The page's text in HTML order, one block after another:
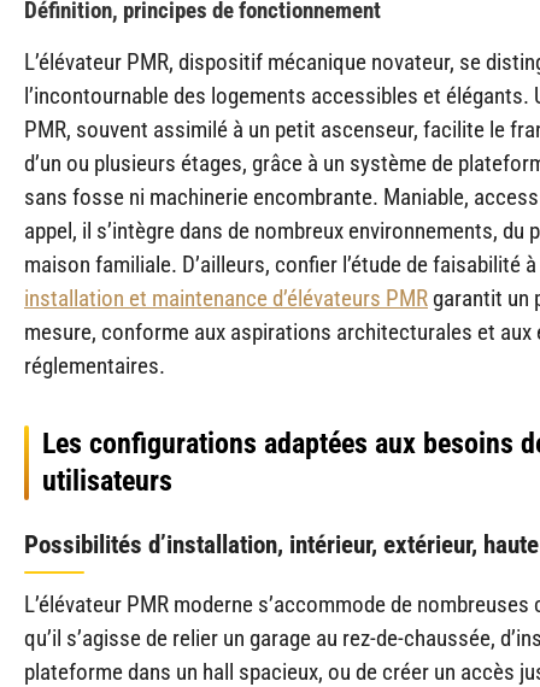
Définition, principes de fonctionnement
L’élévateur PMR, dispositif mécanique novateur, se
l’incontournable des logements accessibles et élégants.
PMR, souvent assimilé à un petit ascenseur, facilite le
d’un ou plusieurs étages, grâce à un système de
sans fosse ni machinerie encombrante. Maniable,
appel, il s’intègre dans de nombreux environnements, du
maison familiale. D’ailleurs, confier l’étude de faisabilité à
installation et maintenance d’élévateurs PMR garantit un
mesure, conforme aux aspirations architecturales et aux
réglementaires.
Les configurations adaptées aux besoins
utilisateurs
Possibilités d’installation, intérieur, extérieur,
L’élévateur PMR moderne s’accommode de
qu’il s’agisse de relier un garage au rez-de-chaussée,
plateforme dans un hall spacieux, ou de créer un accès